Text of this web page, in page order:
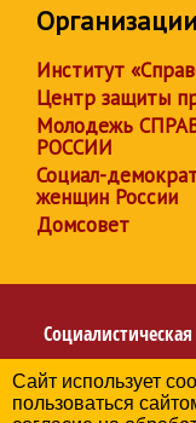
Организации
Институт
Центр защиты
Молодежь
РОССИИ
Социал-
женщин России
Домсовет
Региональное
Сайт использует
пользоваться